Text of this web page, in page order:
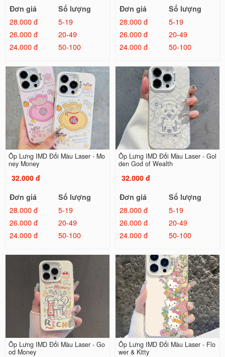
Đơn giá Số lượng
28.000 đ
5-19
26.000 đ
20-49
24.000 đ
50-100
Đơn giá Số lượng
28.000 đ
5-19
26.000 đ
20-49
24.000 đ
50-100
Ốp Lưng IMD Đổi Màu Laser - Mo
ney Money
32.000 đ
Đơn giá
Số lượng
28.000 đ
5-19
26.000 đ
20-49
24.000 đ
50-100
Ốp Lưng IMD Đổi Màu Laser - Gol
den God of Wealth
32.000 đ
Đơn giá
Số lượng
28.000 đ
5-19
26.000 đ
20-49
24.000 đ
50-100
Ốp Lưng IMD Đổi Màu Laser - Go
od Money
Ốp Lưng IMD Đổi Màu Laser - Flo
wer & Kitty